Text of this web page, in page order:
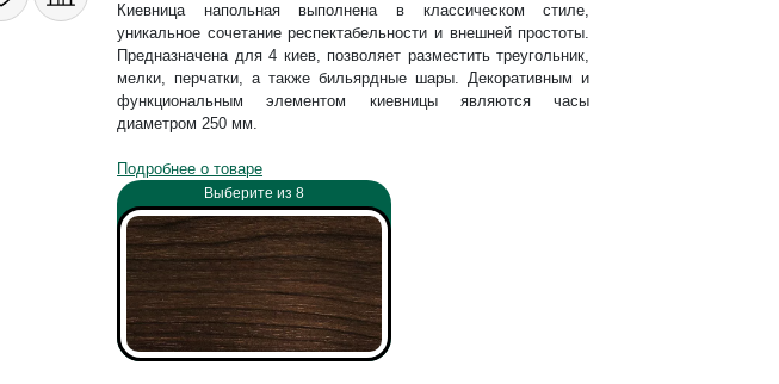
Выберите из 8
Киевница напольная выполнена в классическом стиле,
уникальное сочетание респектабельности и внешней простоты.
Предназначена для 4 киев, позволяет разместить треугольник,
мелки, перчатки, а также бильярдные шары. Декоративным и
функциональным элементом киевницы являются часы
диаметром 250 мм.
Подробнее о товаре